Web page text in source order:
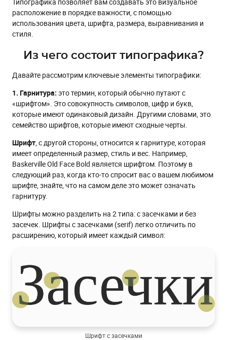
расположение в порядке важности, с помощью
использования цвета, шрифта, размера, выравнивания и
стиля.
Из чего состоит типографика?
Давайте рассмотрим ключевые элементы типографики:
1. Гарнитура: это термин, который обычно путают с
«шрифтом». Это совокупность символов, цифр и букв,
которые имеют одинаковый дизайн. Другими словами, это
семейство шрифтов, которые имеют сходные черты.
Шрифт , с другой стороны, относится к гарнитуре, которая
имеет определенный размер, стиль и вес. Например,
Baskerville Old Face Bold является шрифтом. Поэтому в
следующий раз, когда кто-то спросит вас о вашем любимом
шрифте, знайте, что на самом деле это может означать
гарнитуру.
Шрифты можно разделить на 2 типа: с засечками и без
засечек. Шрифты с засечками (serif) легко отличить по
расширению, который имеет каждый символ:
Шрифт с засечками